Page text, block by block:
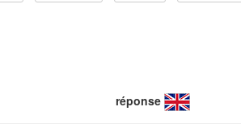
réponse